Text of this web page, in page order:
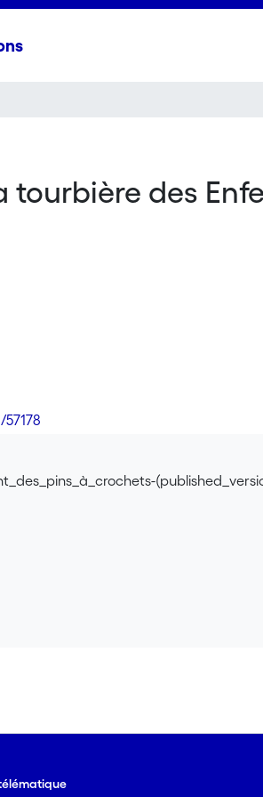
tourbière des